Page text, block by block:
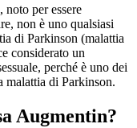
, noto per essere
non è uno qualsiasi
di Parkinson (malattia
considerato un
perché è uno dei
malattia di Parkinson.
Augmentin?